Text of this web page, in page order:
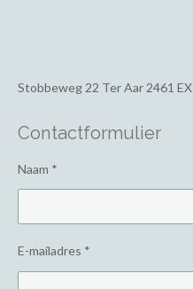
Stobbeweg 22 Ter Aar 2461 EX
Contactformulier
Naam *
E-mailadres *